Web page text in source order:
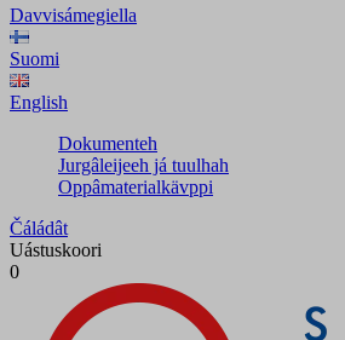
Davvisámegiella
Suomi
English
Dokumenteh
Jurgâleijeeh já tuulhah
Oppâmaterialkävppi
Čáládât
Uástuskoori
0